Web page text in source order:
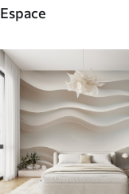
Espace